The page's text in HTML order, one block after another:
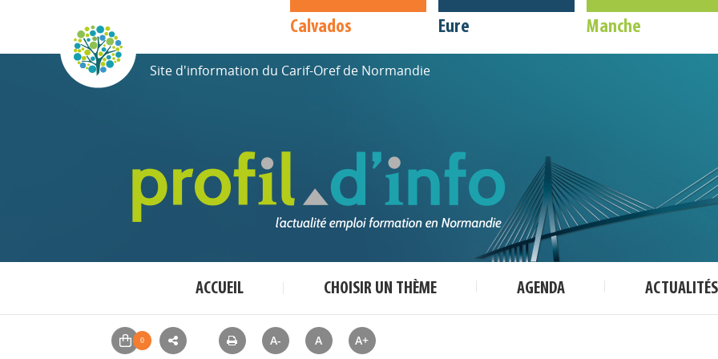
Calvados Eure Manche
Site d'information du Carif-Oref de Normandie
ACCUEIL CHOISIR UN THÈME AGENDA ACTUALITÉS
A- A A+